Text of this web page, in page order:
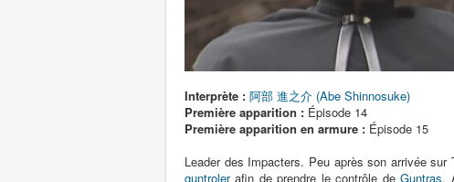
Interprète : 阿部 進之介 (Abe Shinnosuke)
Première apparition : Épisode 14
Première apparition en armure : Épisode 15
Leader des Impacters. Peu après son arrivée
guntrolerafin de prendre le contrôle deGuntras.